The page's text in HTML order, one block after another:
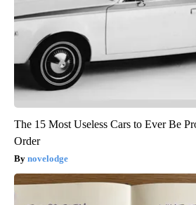
The 15 Most Useless Cars to Ever Be
Order
novelodge